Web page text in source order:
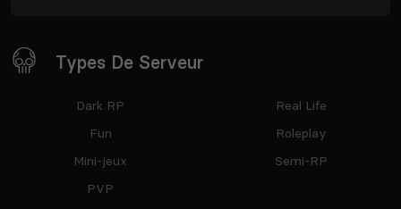
Types De Serveur
Dark RP
Fun
Mini-jeux
PVP
Real Life
Roleplay
Semi-RP